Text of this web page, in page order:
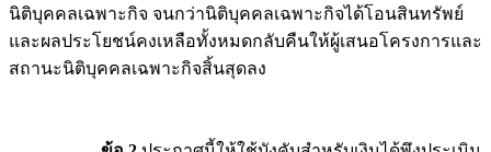
นิติบุคคลเฉพาะกิจ จนกว่านิติบุคคลเฉพาะกิจได้โอนสินทรัพย์
และผลประโยชน์คงเหลือทั้งหมดกลับคืนให้ผู้เสนอโครงการและ
สถานะนิติบุคคลเฉพาะกิจสิ้นสุดลง